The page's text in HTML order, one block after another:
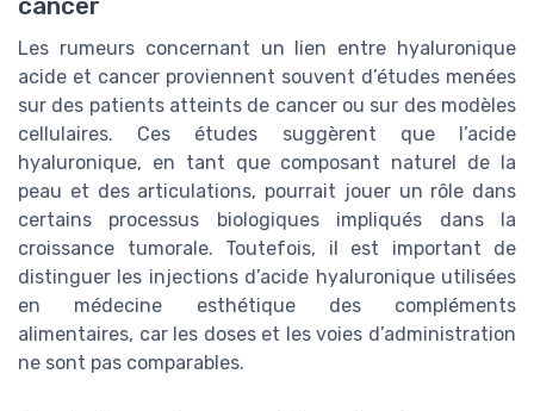
cancer
Les rumeurs concernant un lien entre hyaluronique
acide et cancer proviennent souvent d’études menées
sur des patients atteints de cancer ou sur des modèles
cellulaires. Ces études suggèrent que l’acide
hyaluronique, en tant que composant naturel de la
peau et des articulations, pourrait jouer un rôle dans
certains processus biologiques impliqués dans la
croissance tumorale. Toutefois, il est important de
distinguer les injections d’acide hyaluronique utilisées
en médecine esthétique des compléments
alimentaires, car les doses et les voies d’administration
ne sont pas comparables.